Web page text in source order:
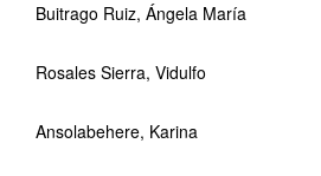
Buitrago Ruiz, Ángela María
Rosales Sierra, Vidulfo
Ansolabehere, Karina